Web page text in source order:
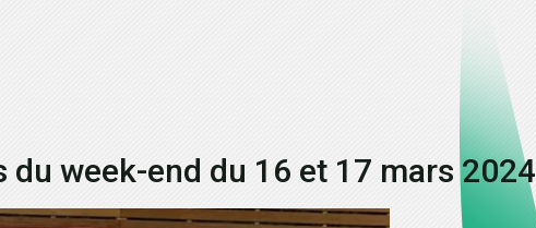
du week-end du 16 et 17 mars 2024